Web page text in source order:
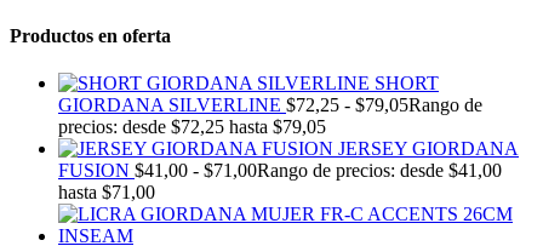
Productos en oferta
SHORT
GIORDANA SILVERLINE $72,25 - $79,05Rango de
precios: desde $72,25 hasta $79,05
JERSEY GIORDANA
FUSION $41,00 - $71,00Rango de precios: desde $41,00
hasta $71,00